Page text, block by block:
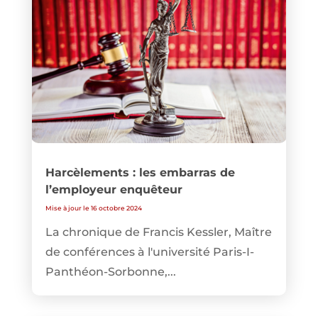
Harcèlements : les embarras de
l’employeur enquêteur
Mise à jour le 16 octobre 2024
La chronique de Francis Kessler, Maître
de conférences à l'université Paris-I-
Panthéon-Sorbonne,...